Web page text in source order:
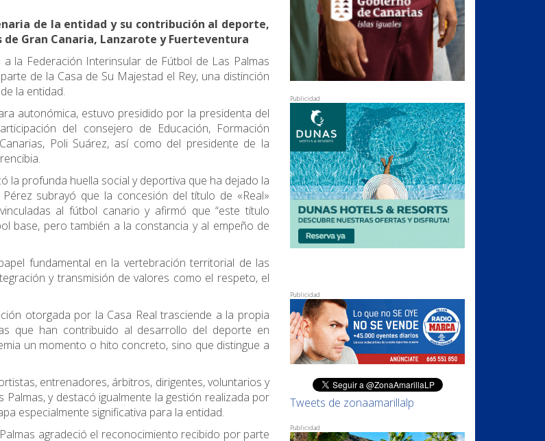
de la entidad y su contribución al deporte,
de Gran Canaria, Lanzarote y Fuerteventura
la Federación Interinsular de Fútbol de Las Palmas
de la Casa de Su Majestad el Rey, una distinción
la entidad.
autonómica, estuvo presidido por la presidenta del
del consejero de Educación, Formación
Poli Suárez, así como del presidente de la
la profunda huella social y deportiva que ha dejado la
subrayó que la concesión del título de «Real»
al fútbol canario y afirmó que “este título
base, pero también a la constancia y al empeño de
fundamental en la vertebración territorial de las
y transmisión de valores como el respeto, el
otorgada por la Casa Real trasciende a la propia
que han contribuido al desarrollo del deporte en
un momento o hito concreto, sino que distingue a
entrenadores, árbitros, dirigentes, voluntarios y
y destacó igualmente la gestión realizada por
especialmente significativa para la entidad.
agradeció el reconocimiento recibido por parte
Publicidad
Publicidad
Tweets de zonaamarillalp
Publicidad